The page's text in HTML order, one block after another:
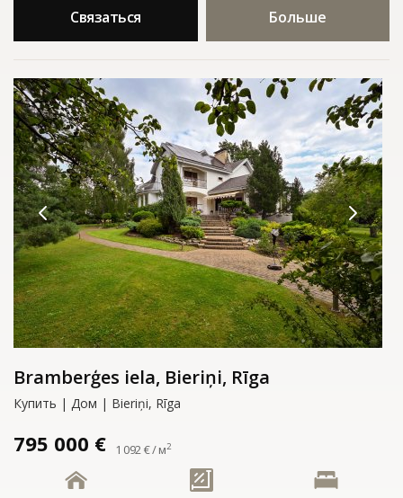
Связаться Больше
Bramberģes iela, Bieriņi, Rīga
Купить | Дом | Bieriņi, Rīga
795 000 € 1 092 € / м2